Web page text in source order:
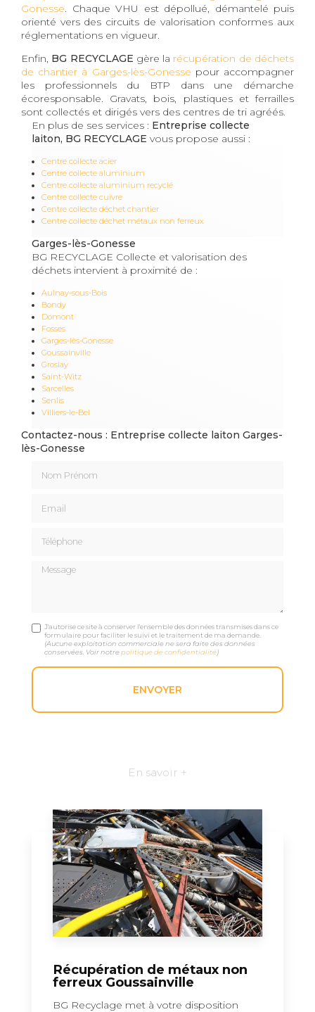
Gonesse. Chaque VHU est dépollué, démantelé puis
orienté vers des circuits de valorisation conformes aux
réglementations en vigueur.
Enfin, BG RECYCLAGE gère la récupération de déchets
de chantier à Garges-lès-Gonesse pour accompagner
les professionnels du BTP dans une démarche
écoresponsable. Gravats, bois, plastiques et ferrailles
sont collectés et dirigés vers des centres de tri agréés.
En plus de ses services : Entreprise collecte
laiton, BG RECYCLAGE vous propose aussi :
Centre collecte acier
Centre collecte aluminium
Centre collecte aluminium recyclé
Centre collecte cuivre
Centre collecte déchet chantier
Centre collecte déchet métaux non ferreux
Garges-lès-Gonesse
BG RECYCLAGE Collecte et valorisation des
déchets intervient à proximité de :
Aulnay-sous-Bois
Bondy
Domont
Fosses
Garges-lès-Gonesse
Goussainville
Groslay
Saint-Witz
Sarcelles
Senlis
Villiers-le-Bel
Contactez-nous : Entreprise collecte laiton Garges-
lès-Gonesse
Message
J'autorise ce site à conserver l'ensemble des données transmises dans ce
formulaire pour faciliter le suivi et le traitement de ma demande.
(Aucune exploitation commerciale ne sera faite des données
conservées. Voir notrepolitique de confidentialité)
En savoir +
Récupération de métaux non
ferreux Goussainville
BG Recyclage met à votre disposition